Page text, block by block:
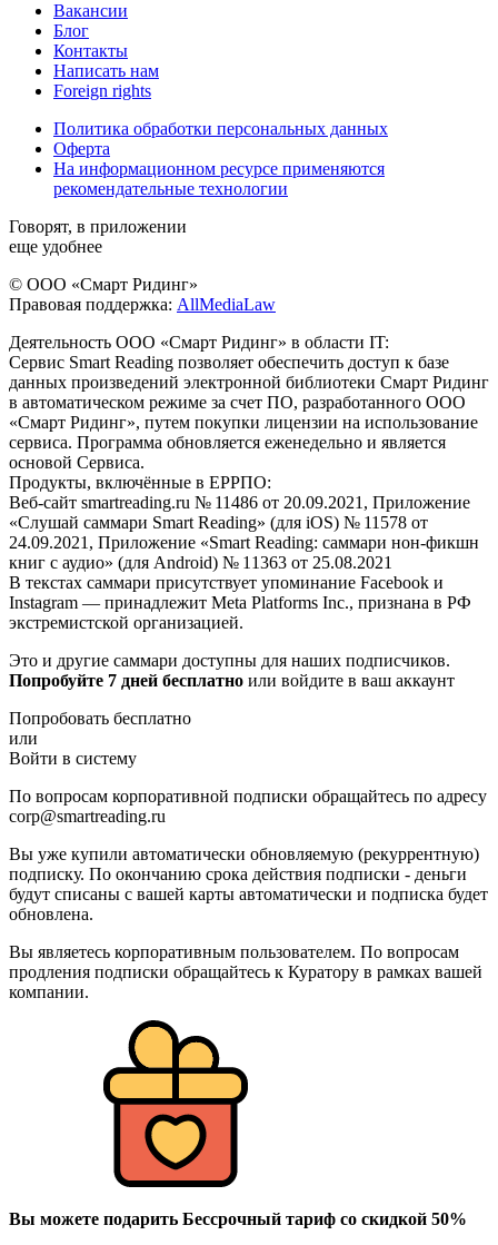
Вакансии
Блог
Контакты
Написать нам
Foreign rights
Политика обработки персональных данных
Оферта
На информационном ресурсе применяются
рекомендательные технологии
Говорят, в приложении
еще удобнее
© ООО «Смарт Ридинг»
Правовая поддержка: AllMediaLaw
Деятельность ООО «Смарт Ридинг» в области IT:
Сервис Smart Reading позволяет обеспечить доступ к базе
данных произведений электронной библиотеки Смарт Ридинг
в автоматическом режиме за счет ПО, разработанного ООО
«Смарт Ридинг», путем покупки лицензии на использование
сервиса. Программа обновляется еженедельно и является
основой Сервиса.
Продукты, включённые в ЕРРПО:
Веб-сайт smartreading.ru № 11486 от 20.09.2021, Приложение
«Слушай саммари Smart Reading» (для iOS) № 11578 от
24.09.2021, Приложение «Smart Reading: саммари нон-фикшн
книг с аудио» (для Android) № 11363 от 25.08.2021
В текстах саммари присутствует упоминание Facebook и
Instagram — принадлежит Meta Platforms Inc., признана в РФ
экстремистской организацией.
Это и другие саммари доступны для наших подписчиков.
Попробуйте 7 дней бесплатно или войдите в ваш аккаунт
Попробовать бесплатно
или
Войти в систему
По вопросам корпоративной подписки обращайтесь по адресу
corp@smartreading.ru
Вы уже купили автоматически обновляемую (рекуррентную)
подписку. По окончанию срока действия подписки - деньги
будут списаны с вашей карты автоматически и подписка будет
обновлена.
Вы являетесь корпоративным пользователем. По вопросам
продления подписки обращайтесь к Куратору в рамках вашей
компании.
Вы можете подарить Бессрочный тариф со скидкой 50%